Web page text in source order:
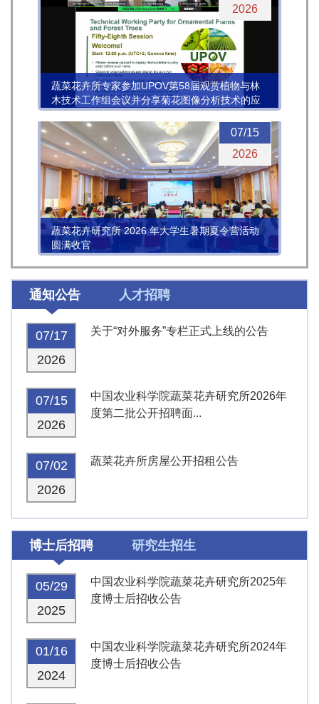
2026
蔬菜花卉所专家参加UPOV第58届观赏植物与林
木技术工作组会议并分享菊花图像分析技术的应
用进展
07/15
2026
蔬菜花卉研究所 2026 年大学生暑期夏令营活动
圆满收官
通知公告 人才招聘
07/17
2026
关于“对外服务”专栏正式上线的公告
07/15
2026
中国农业科学院蔬菜花卉研究所2026年
度第二批公开招聘面...
07/02
2026
蔬菜花卉所房屋公开招租公告
博士后招聘 研究生招生
05/29
2025
中国农业科学院蔬菜花卉研究所2025年
度博士后招收公告
01/16
2024
中国农业科学院蔬菜花卉研究所2024年
度博士后招收公告